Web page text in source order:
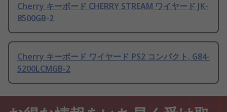
Cherry キーボード CHERRY STREAM ワイヤード JK-
8500GB-2
Cherry キーボード ワイヤード PS2 コンパクト, G84-
5200LCMGB-2